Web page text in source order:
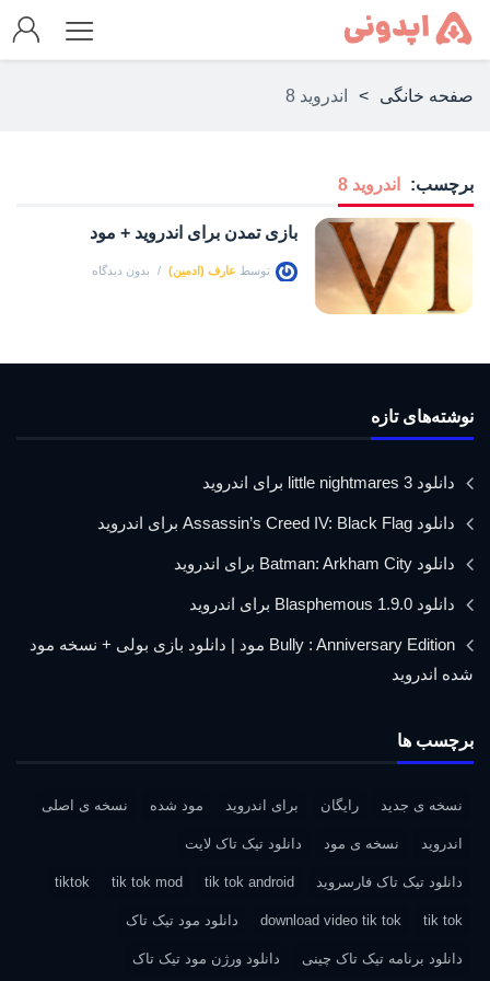
صفحه خانگی > اندروید 8
برچسب: اندروید 8
بازی تمدن برای اندروید + مود
توسط عارف (ادمین) بدون دیدگاه
نوشته‌های تازه
دانلود little nightmares 3 برای اندروید
دانلود Assassin’s Creed IV: Black Flag برای اندروید
دانلود Batman: Arkham City برای اندروید
دانلود Blasphemous 1.9.0 برای اندروید
Bully : Anniversary Edition مود | دانلود بازی بولی + نسخه مود
شده اندروید
برچسب ها
نسخه ی جدید رایگان برای اندروید مود شده نسخه ی اصلی
اندروید نسخه ی مود دانلود تیک تاک لایت
دانلود تیک تاک فارسروید tik tok android
tik tok mod
tiktok
tik tok
download video tik tok دانلود مود تیک تاک
دانلود برنامه تیک تاک چینی دانلود ورژن مود تیک تاک